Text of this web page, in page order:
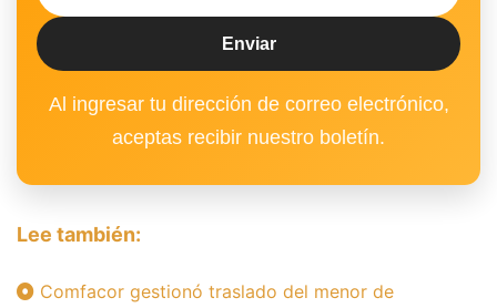
Al ingresar tu dirección de correo electrónico,
aceptas recibir nuestro boletín.
Lee también:
Comfacor gestionó traslado del menor de